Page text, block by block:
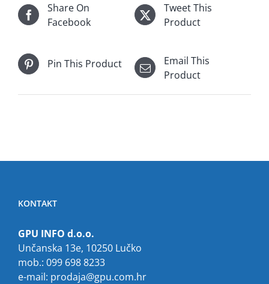
Share On
Facebook
Tweet This
Product
Pin This Product
Email This
Product
KONTAKT
GPU INFO d.o.o.
Unčanska 13e, 10250 Lučko
mob.: 099 698 8233
e-mail: prodaja@gpu.com.hr